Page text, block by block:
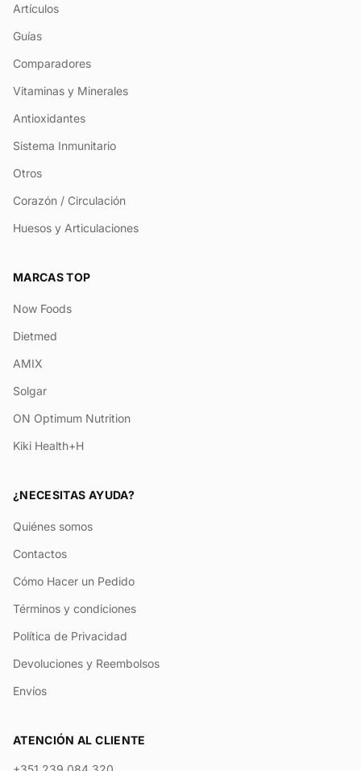
Artículos
Guías
Comparadores
Vitaminas y Minerales
Antioxidantes
Sistema Inmunitario
Otros
Corazón / Circulación
Huesos y Articulaciones
MARCAS TOP
Now Foods
Dietmed
AMIX
Solgar
ON Optimum Nutrition
Kiki Health+H
¿NECESITAS AYUDA?
Quiénes somos
Contactos
Cómo Hacer un Pedido
Términos y condiciones
Política de Privacidad
Devoluciones y Reembolsos
Envíos
ATENCIÓN AL CLIENTE